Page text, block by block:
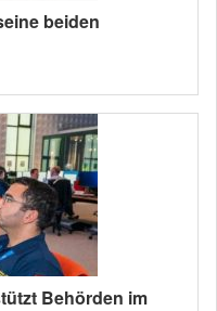
beiden
Behörden im